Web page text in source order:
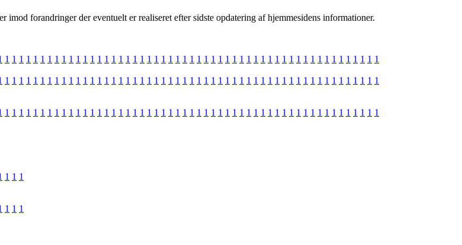
forandringer der eventuelt er realiseret efter sidste opdatering af hjemmesidens informationer.
1 1 1 1 1 1 1 1 1 1 1 1 1 1 1 1 1 1 1 1 1 1 1 1 1 1 1 1 1 1 1 1 1 1 1 1 1 1 1 1 1 1 1 1 1 1 1 1 1 1 1 1 1
1 1 1 1 1 1 1 1 1 1 1 1 1 1 1 1 1 1 1 1 1 1 1 1 1 1 1 1 1 1 1 1 1 1 1 1 1 1 1 1 1 1 1 1 1 1 1 1 1 1 1 1 1
1 1 1 1 1 1 1 1 1 1 1 1 1 1 1 1 1 1 1 1 1 1 1 1 1 1 1 1 1 1 1 1 1 1 1 1 1 1 1 1 1 1 1 1 1 1 1 1 1 1 1 1 1
1 1 1
1 1 1